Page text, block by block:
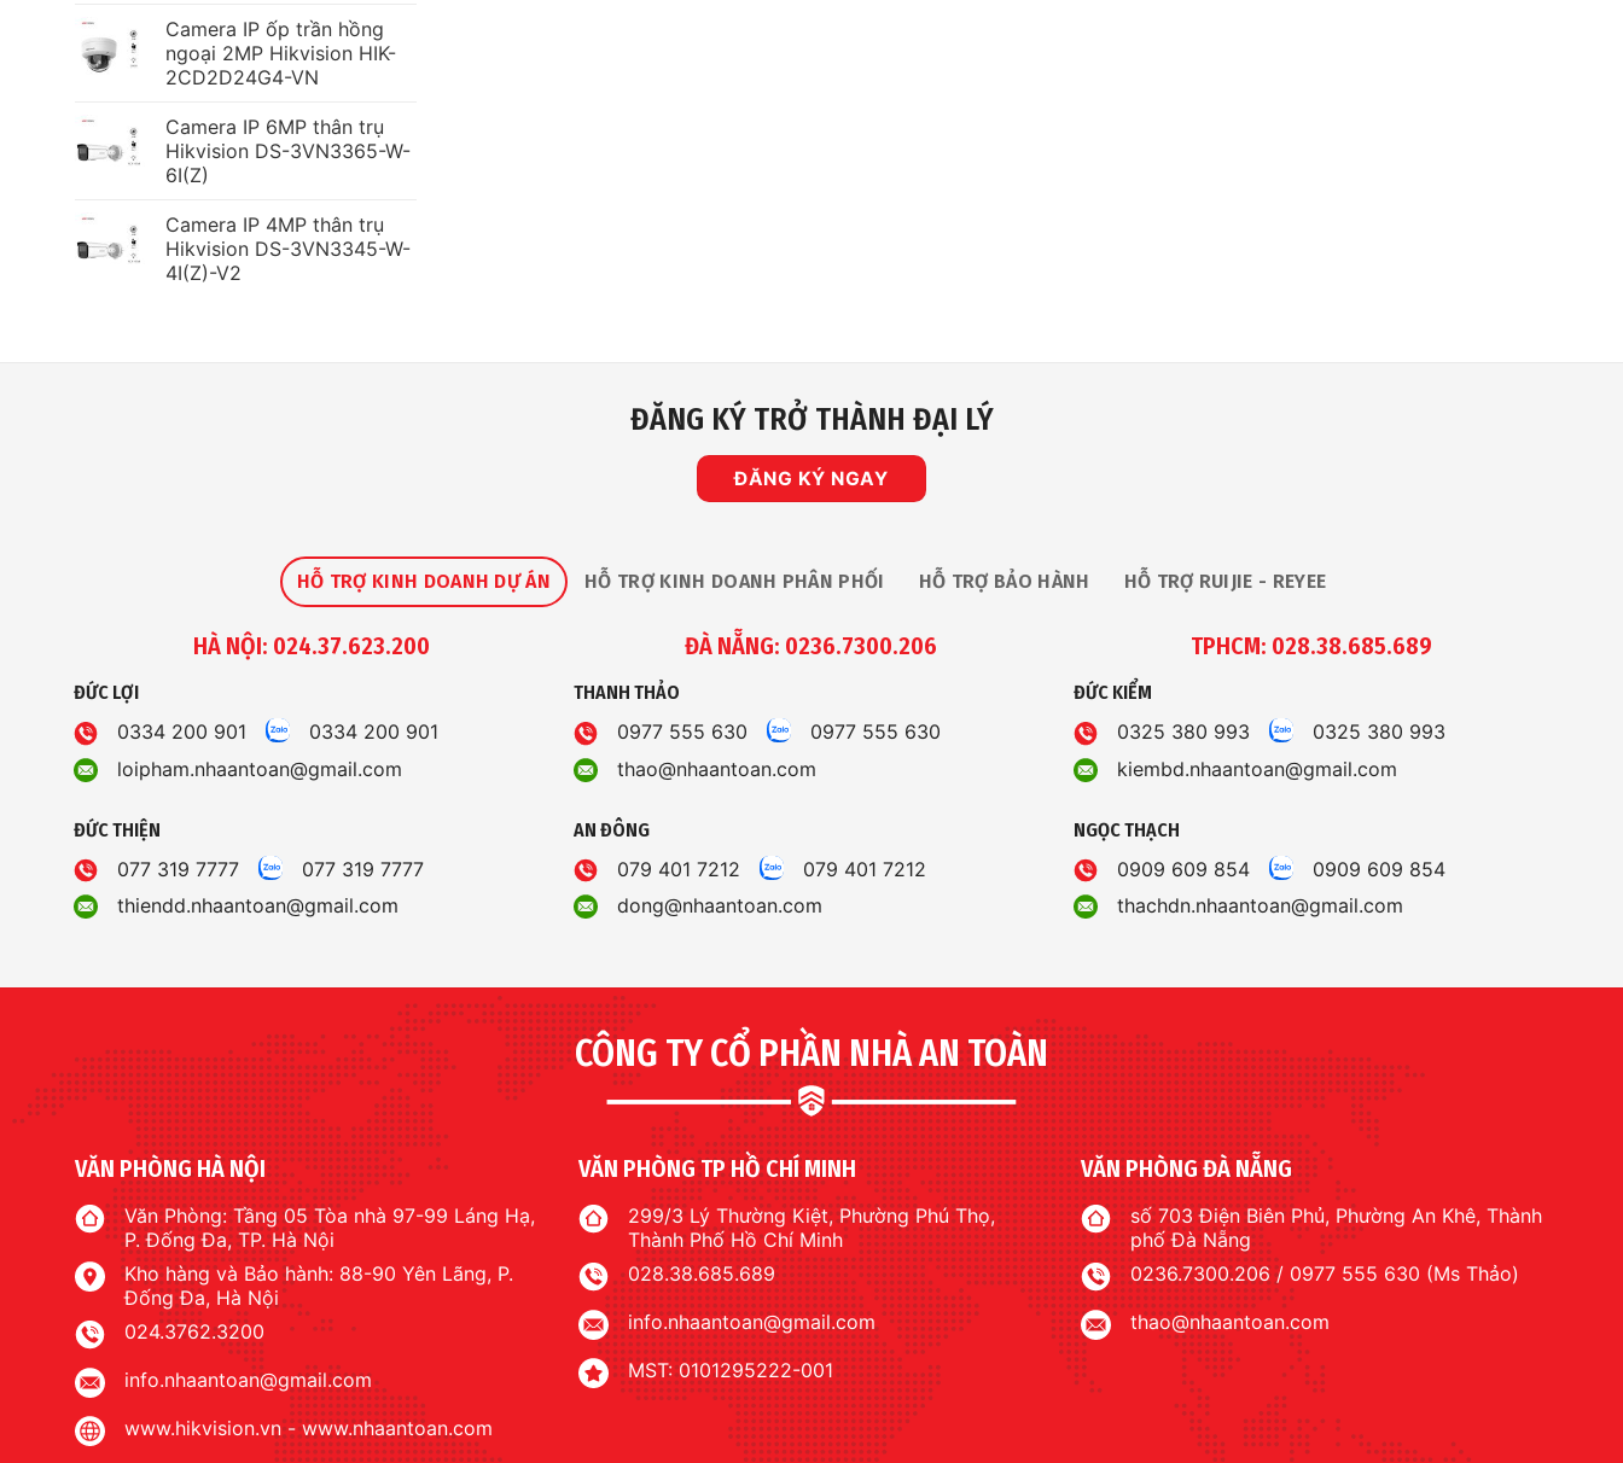
Camera IP ốp trần hồng
ngoại 2MP Hikvision HIK-
2CD2D24G4-VN
Camera IP 6MP thân trụ
Hikvision DS-3VN3365-W-
6I(Z)
Camera IP 4MP thân trụ
Hikvision DS-3VN3345-W-
4I(Z)-V2
ĐĂNG KÝ TRỞ THÀNH ĐẠI LÝ
ĐĂNG KÝ NGAY
HỖ TRỢ KINH DOANH DỰ ÁN HỖ TRỢ KINH DOANH PHÂN PHỐI HỖ TRỢ BẢO HÀNH HỖ TRỢ RUIJIE - REYEE
HÀ NỘI: 024.37.623.200
ĐỨC LỢI
0334 200 901
0334 200 901
loipham.nhaantoan@gmail.com
ĐỨC THIỆN
077 319 7777
077 319 7777
thiendd.nhaantoan@gmail.com
ĐÀ NẴNG: 0236.7300.206
THANH THẢO
0977 555 630
0977 555 630
thao@nhaantoan.com
AN ĐÔNG
079 401 7212
079 401 7212
dong@nhaantoan.com
TPHCM: 028.38.685.689
ĐỨC KIỂM
0325 380 993
0325 380 993
kiembd.nhaantoan@gmail.com
NGỌC THẠCH
0909 609 854
0909 609 854
thachdn.nhaantoan@gmail.com
CÔNG TY CỔ PHẦN NHÀ AN TOÀN
VĂN PHÒNG HÀ NỘI
Văn Phòng: Tầng 05 Tòa nhà 97-99 Láng Hạ,
P. Đống Đa, TP. Hà Nội
Kho hàng và Bảo hành: 88-90 Yên Lãng, P.
Đống Đa, Hà Nội
024.3762.3200
info.nhaantoan@gmail.com
www.hikvision.vn-www.nhaantoan.com
VĂN PHÒNG TP HỒ CHÍ MINH
299/3 Lý Thường Kiệt, Phường Phú Thọ,
Thành Phố Hồ Chí Minh
028.38.685.689
info.nhaantoan@gmail.com
MST: 0101295222-001
VĂN PHÒNG ĐÀ NẴNG
số 703 Điện Biên Phủ, Phường An Khê, Thành
phố Đà Nẵng
0236.7300.206 / 0977 555 630 (Ms Thảo)
thao@nhaantoan.com